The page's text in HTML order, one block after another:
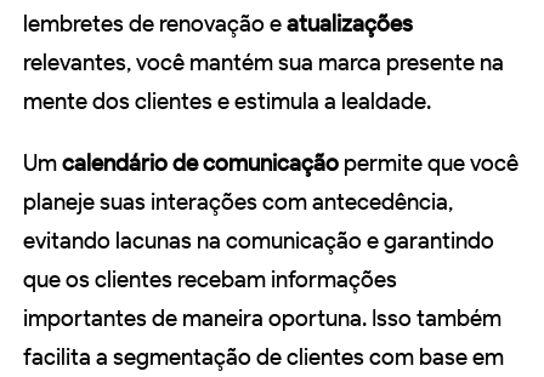
lembretes de renovação eatualizações
relevantes, você mantém sua marca presente na
mente dos clientes e estimula a lealdade.
Umcalendário de comunicação permite que você
planeje suas interações com antecedência,
evitando lacunas na comunicação e garantindo
que os clientes recebam informações
importantes de maneira oportuna. Isso também
facilita a segmentação de clientes com base em